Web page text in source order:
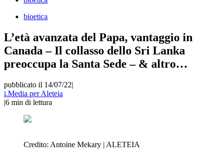
bioetica
L’età avanzata del Papa, vantaggio in
Canada – Il collasso dello Sri Lanka
preoccupa la Santa Sede – & altro…
pubblicato il 14/07/22|
i.Media per Aleteia
|6 min di lettura
Credito: Antoine Mekary | ALETEIA